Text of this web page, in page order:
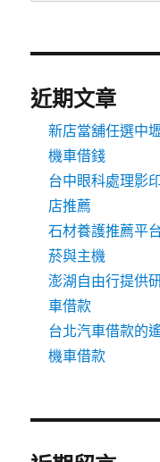
近期文章
新店當舖任選中
機車借錢
台中眼科處理影
店推薦
石材養護推薦平
菸與主機
澎湖自由行提供
車借款
台北汽車借款的
機車借款